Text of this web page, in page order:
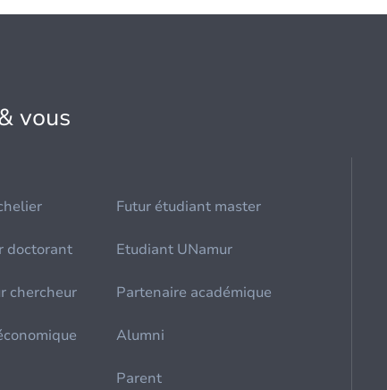
vous
Futur étudiant master
doctorant Etudiant UNamur
chercheur Partenaire académique
Alumni
Parent